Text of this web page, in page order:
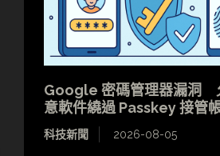
Google 密碼管理器漏洞
意軟件繞過 Passkey 接管
科技新聞 2026-08-05